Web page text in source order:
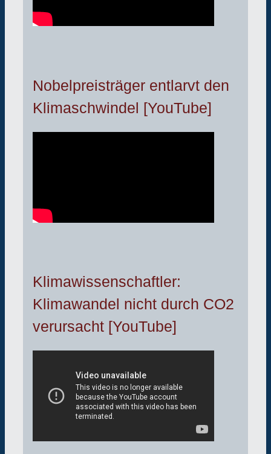
Nobelpreisträger entlarvt den
Klimaschwindel [YouTube]
Klimawissenschaftler:
Klimawandel nicht durch CO2
verursacht [YouTube]